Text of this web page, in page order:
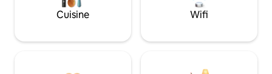
Cuisine Wifi